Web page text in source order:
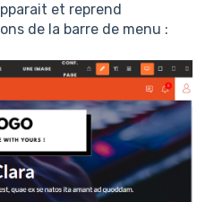
et reprend
de la barre de menu :